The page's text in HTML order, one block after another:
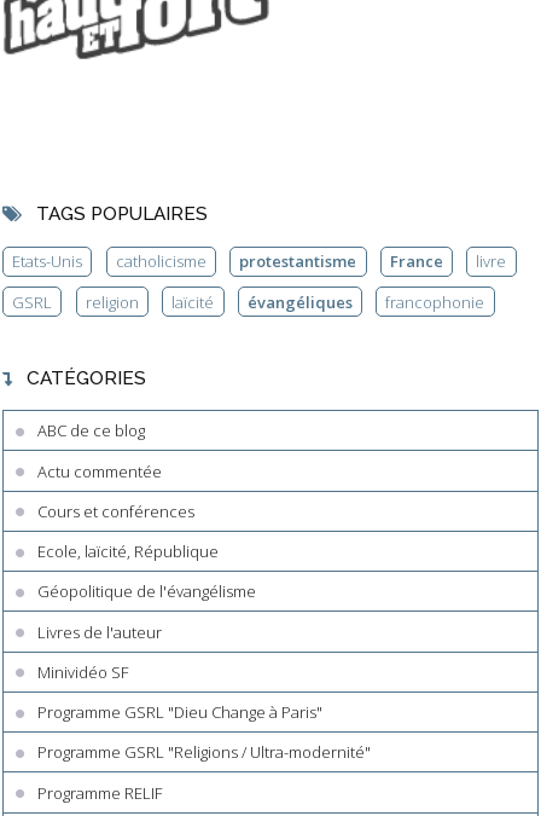
TAGS POPULAIRES
Etats-Unis catholicisme protestantisme France
livre
GSRL
religion laïcité évangéliques francophonie
CATÉGORIES
ABC de ce blog
Actu commentée
Cours et conférences
Ecole, laïcité, République
Géopolitique de l'évangélisme
Livres de l'auteur
Minividéo SF
Programme GSRL "Dieu Change à Paris"
Programme GSRL "Religions / Ultra-modernité"
Programme RELIF